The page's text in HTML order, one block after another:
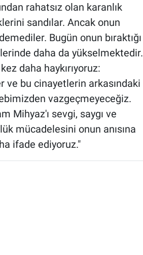
rahatsız olan karanlık
sandılar. Ancak onun
Bugün onun bıraktığı
daha da yükselmektedir.
daha haykırıyoruz:
ve bu cinayetlerin arkasındaki
vazgeçmeyeceğiz.
Mihyaz'ı sevgi, saygı ve
mücadelesini onun anısına
ifade ediyoruz."